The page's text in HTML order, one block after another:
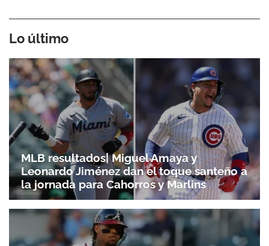
Lo último
MLB resultados| Miguel Amaya y
Leonardo Jiménez dan el toque santeño a
la jornada para Cahorros y Marlins